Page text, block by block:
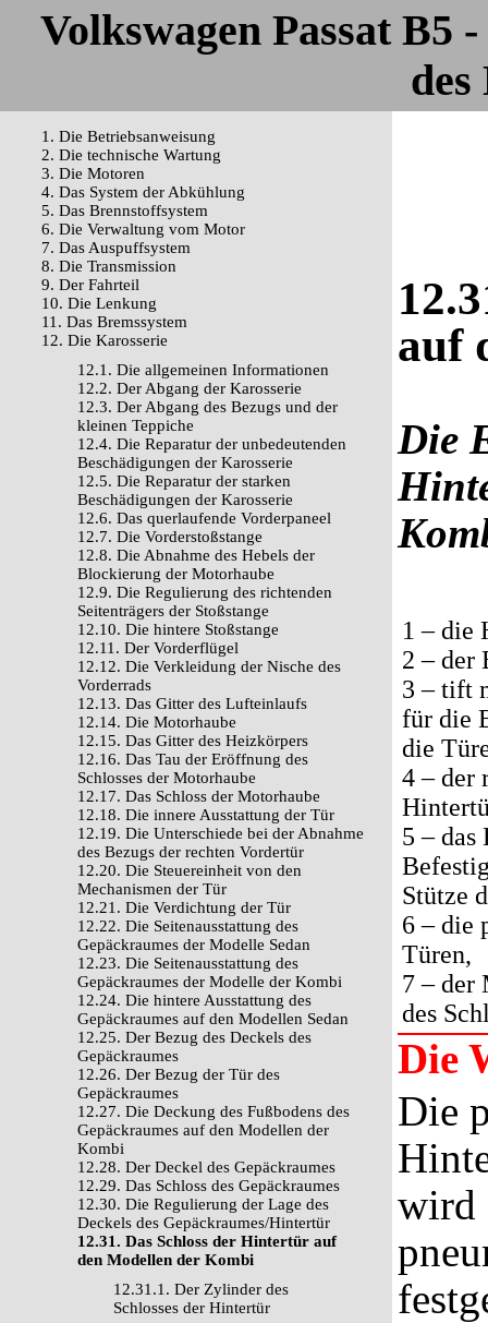
Volkswagen Passat B5
des
1. Die Betriebsanweisung
2. Die technische Wartung
3. Die Motoren
4. Das System der Abkühlung
5. Das Brennstoffsystem
6. Die Verwaltung vom Motor
7. Das Auspuffsystem
8. Die Transmission
9. Der Fahrteil
10. Die Lenkung
11. Das Bremssystem
12. Die Karosserie
12.1. Die allgemeinen Informationen
12.2. Der Abgang der Karosserie
12.3. Der Abgang des Bezugs und der
kleinen Teppiche
12.4. Die Reparatur der unbedeutenden
Beschädigungen der Karosserie
12.5. Die Reparatur der starken
Beschädigungen der Karosserie
12.6. Das querlaufende Vorderpaneel
12.7. Die Vorderstoßstange
12.8. Die Abnahme des Hebels der
Blockierung der Motorhaube
12.9. Die Regulierung des richtenden
Seitenträgers der Stoßstange
12.10. Die hintere Stoßstange
12.11. Der Vorderflügel
12.12. Die Verkleidung der Nische des
Vorderrads
12.13. Das Gitter des Lufteinlaufs
12.14. Die Motorhaube
12.15. Das Gitter des Heizkörpers
12.16. Das Tau der Eröffnung des
Schlosses der Motorhaube
12.17. Das Schloss der Motorhaube
12.18. Die innere Ausstattung der Tür
12.19. Die Unterschiede bei der Abnahme
des Bezugs der rechten Vordertür
12.20. Die Steuereinheit von den
Mechanismen der Tür
12.21. Die Verdichtung der Tür
12.22. Die Seitenausstattung des
Gepäckraumes der Modelle Sedan
12.23. Die Seitenausstattung des
Gepäckraumes der Modelle der Kombi
12.24. Die hintere Ausstattung des
Gepäckraumes auf den Modellen Sedan
12.25. Der Bezug des Deckels des
Gepäckraumes
12.26. Der Bezug der Tür des
Gepäckraumes
12.27. Die Deckung des Fußbodens des
Gepäckraumes auf den Modellen der
Kombi
12.28. Der Deckel des Gepäckraumes
12.29. Das Schloss des Gepäckraumes
12.30. Die Regulierung der Lage des
Deckels des Gepäckraumes/Hintertür
12.31. Das Schloss der Hintertür auf
den Modellen der Kombi
12.31.1. Der Zylinder des
Schlosses der Hintertür
auf
Die
1 – die
2 – der
3 – tift
für die
die
4 – der
5 – das
Stütze
6 – die
Türen,
7 – der
des
Die
Die
wird